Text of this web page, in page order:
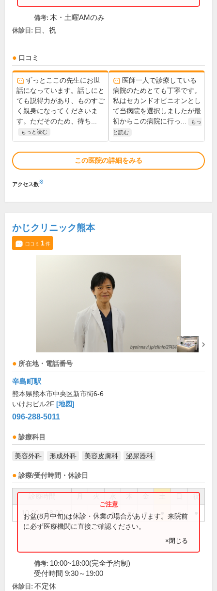
備考: 木・土曜AMのみ
休診日: 日、祝
口コミ
ずっとここの先生にお世
話になっています。話しにと
ても説得力があり、ものすご
く親身になってくださいま
す。ただそのため、待ち...
もっと読む
医師一人で診療している
病院のためとても丁寧です。
私はセカンドオピニオンとし
て当病院を選択しましたが最
初からこの病院に行っ...
もっ
と読む
この医院の詳細をみる
アクセス数※
かじクリニック熊本
口コミ 1件
所在地・電話番号
辛島町駅
熊本県熊本市中央区新市街6-6
いけおビル2F [地図]
096-288-5011
診療科目
美容外科 形成外科 美容皮膚科 泌尿器科
診療/受付時間・休診日
祝
10:00～18:00 ● ● ● ● ● ●
お盆(8月中旬)は休診・休業の場合があります。来院前
に必ず医療機関に直接ご確認ください。
×閉じる
備考: 10:00~18:00(完全予約制)
受付時間 9:30～19:00
休診日: 不定休